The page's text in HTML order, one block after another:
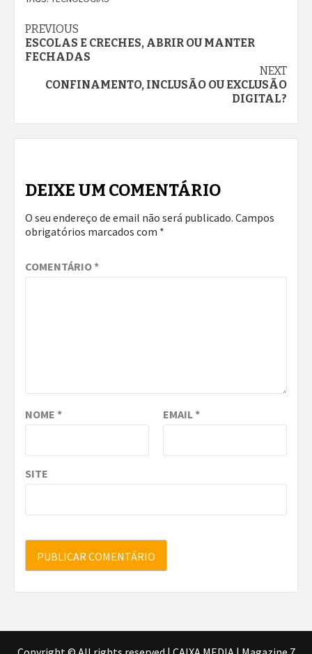
Continue
Reading
PREVIOUS
ESCOLAS E CRECHES, ABRIR OU MANTER
FECHADAS
NEXT
CONFINAMENTO, INCLUSÃO OU EXCLUSÃO
DIGITAL?
DEIXE UM COMENTÁRIO
O seu endereço de email não será publicado. Campos
obrigatórios marcados com *
COMENTÁRIO*
NOME * EMAIL*
SITE